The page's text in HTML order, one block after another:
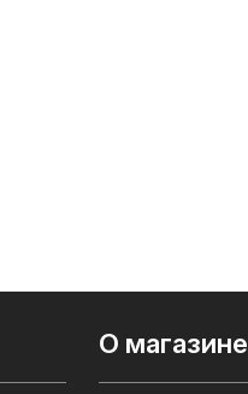
О магазине